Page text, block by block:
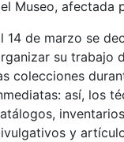
Museo, afectada
14 de marzo se
su trabajo
colecciones
así, los
y